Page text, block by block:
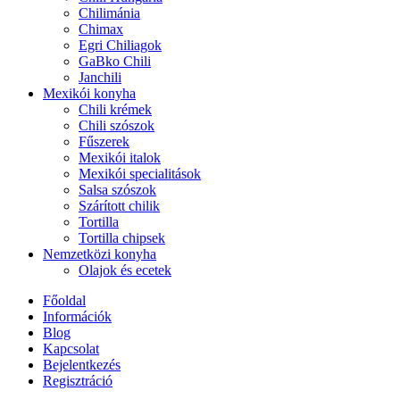
Chilimánia
Chimax
Egri Chiliagok
GaBko Chili
Janchili
Mexikói konyha
Chili krémek
Chili szószok
Fűszerek
Mexikói italok
Mexikói specialitások
Salsa szószok
Szárított chilik
Tortilla
Tortilla chipsek
Nemzetközi konyha
Olajok és ecetek
Főoldal
Információk
Blog
Kapcsolat
Bejelentkezés
Regisztráció